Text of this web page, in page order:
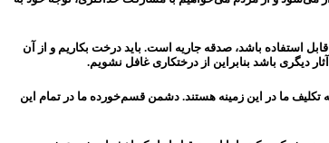
استفاده باشد، صدقه جاریه است. باید درخت بکاریم و از آن
دیگری باشد بنابراین از درختکاری غافل نشویم.
ما در این زمینه هستند. دشمن قسم‌خورده ما در تمام این